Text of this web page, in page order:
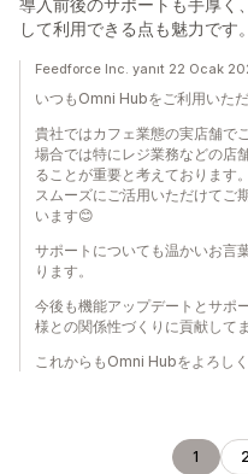
導入前後のサポートも手厚く
して利用できる点も魅力です
Feedforce Inc. yanıt 22 Ocak
いつもOmni Hubをご利用いた
貴社ではカフェ業態の実店舗で
場合では特にレジ業務などの店
ることが重要と考えております。
スムーズにご活用いただけてご
います😊
サポートについても温かいお言
ります。
今後も機能アップデートとサポ
様との関係性づくりに貢献して
これからもOmni Hubをよろし
1 2